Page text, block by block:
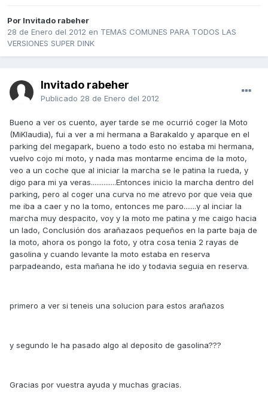
Por Invitado rabeher
28 de Enero del 2012 en TEMAS COMUNES PARA TODOS LAS
VERSIONES SUPER DINK
Invitado rabeher
Publicado 28 de Enero del 2012
Bueno a ver os cuento, ayer tarde se me ocurrió coger la Moto
(MiKlaudia), fui a ver a mi hermana a Barakaldo y aparque en el
parking del megapark, bueno a todo esto no estaba mi hermana,
vuelvo cojo mi moto, y nada mas montarme encima de la moto,
veo a un coche que al iniciar la marcha se le patina la rueda, y
digo para mi ya veras..............Entonces inicio la marcha dentro del
parking, pero al coger una curva no me atrevo por que veia que
me iba a caer y no la tomo, entonces me paro.......y al inciar la
marcha muy despacito, voy y la moto me patina y me caigo hacia
un lado, Conclusión dos arañazaos pequeños en la parte baja de
la moto, ahora os pongo la foto, y otra cosa tenia 2 rayas de
gasolina y cuando levante la moto estaba en reserva
parpadeando, esta mañana he ido y todavia seguia en reserva.
primero a ver si teneis una solucion para estos arañazos
y segundo le ha pasado algo al deposito de gasolina???
Gracias por vuestra ayuda y muchas gracias.